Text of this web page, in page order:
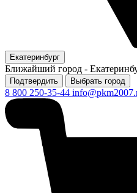
Екатеринбург
Ближайший город -
Подтвердить Выбрать город
8 800 250-35-44